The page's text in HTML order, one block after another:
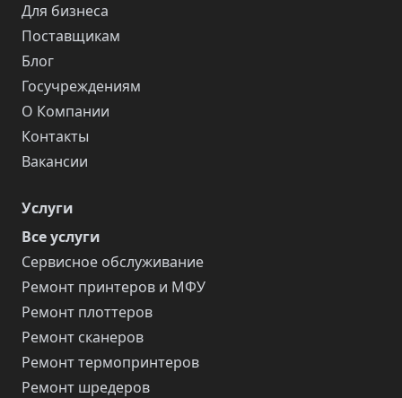
Для бизнеса
Поставщикам
Блог
Госучреждениям
О Компании
Контакты
Вакансии
Услуги
Все услуги
Сервисное обслуживание
Ремонт принтеров и МФУ
Ремонт плоттеров
Ремонт сканеров
Ремонт термопринтеров
Ремонт шредеров